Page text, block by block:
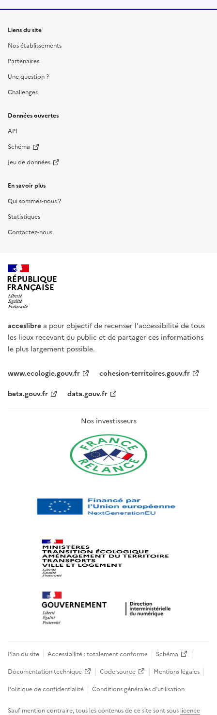
Liens du site
Nos établissements
Partenaires
Une question ?
Challenges
Données ouvertes
API
Schéma
Jeu de données
En savoir plus
Qui sommes-nous ?
Statistiques
Contactez-nous
RÉPUBLIQUE
FRANÇAISE
acceslibre a pour objectif de recenser l'accessibilité de tous
les lieux recevant du public et de partager ces informations
le plus largement possible.
www.ecologie.gouv.fr
cohesion-territoires.gouv.fr
beta.gouv.fr
data.gouv.fr
Nos investisseurs
Plan du site Accessibilité : totalement conforme
Schéma
Documentation technique
Code source
Mentions légales
Politique de confidentialité
Conditions générales d’utilisation
Sauf mention contraire, tous les contenus de ce site sont sous licence